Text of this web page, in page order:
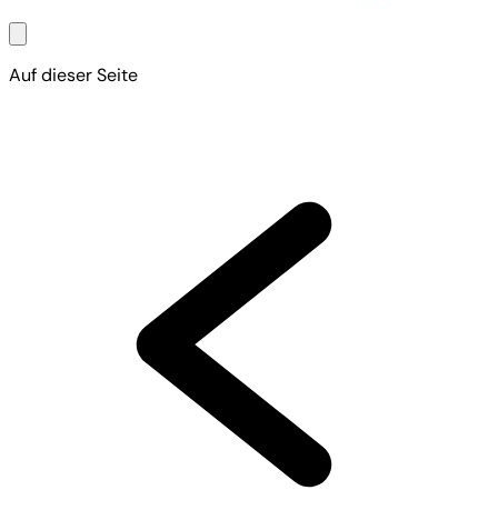
Auf dieser Seite